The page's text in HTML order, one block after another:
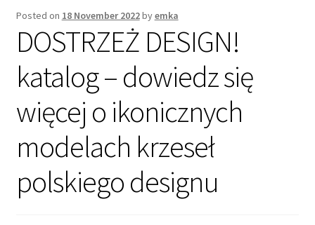
Posted on 18 November 2022byemka
DOSTRZEŻ DESIGN!
katalog – dowiedz się
więcej o ikonicznych
modelach krzeseł
polskiego designu